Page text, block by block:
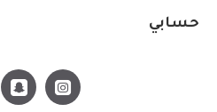
حسابي